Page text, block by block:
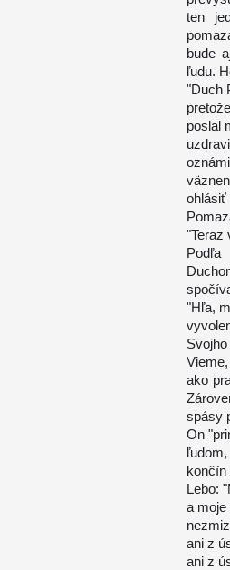
ten
bude
ľudu.
"Duch
poslal
ohlásiť
"Teraz
Podľa
"Hľa,
ako
spásy
On
končín
Lebo:
a moje
ani z
ani z